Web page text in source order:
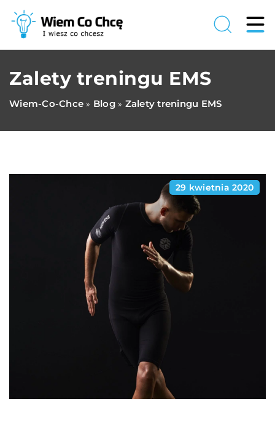
Zalety treningu EMS
Wiem-Co-Chce » Blog» Zalety treningu EMS
29 kwietnia 2020